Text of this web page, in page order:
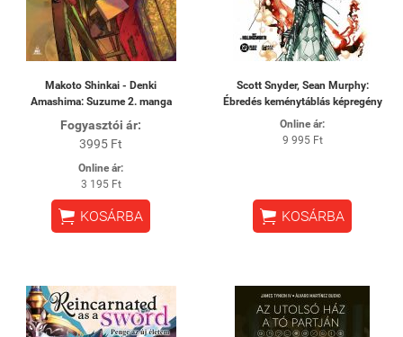
Makoto Shinkai - Denki
Amashima: Suzume 2. manga
Fogyasztói ár:
3995 Ft
Online ár:
3 195 Ft
 KOSÁRBA
Scott Snyder, Sean Murphy:
Ébredés keménytáblás képregény
Online ár:
9 995 Ft
 KOSÁRBA